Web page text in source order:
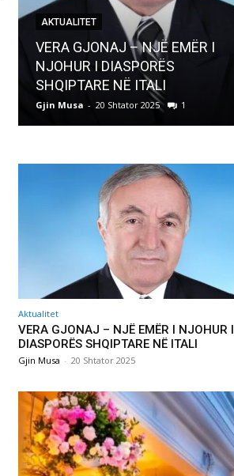
AKTUALITET
VERA GJONAJ – NJË EMËR I
NJOHUR I DIASPORËS
SHQIPTARE NË ITALI
Gjin Musa - 20 Shtator 2025 1
Aktualitet
VERA GJONAJ – NJË EMËR I NJOHUR I
DIASPORËS SHQIPTARE NË ITALI
Gjin Musa - 20 Shtator 2025